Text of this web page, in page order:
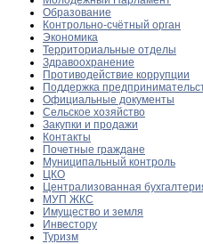
Образование
Контрольно-счётный орган
Экономика
Территориальные отделы
Здравоохранение
Противодействие коррупции
Поддержка
Официальные документы
Сельское хозяйство
Закупки и продажи
Контакты
Почетные граждане
Муниципальный контроль
ЦКО
Централизованная
МУП ЖКС
Имущество и земля
Инвестору
Туризм